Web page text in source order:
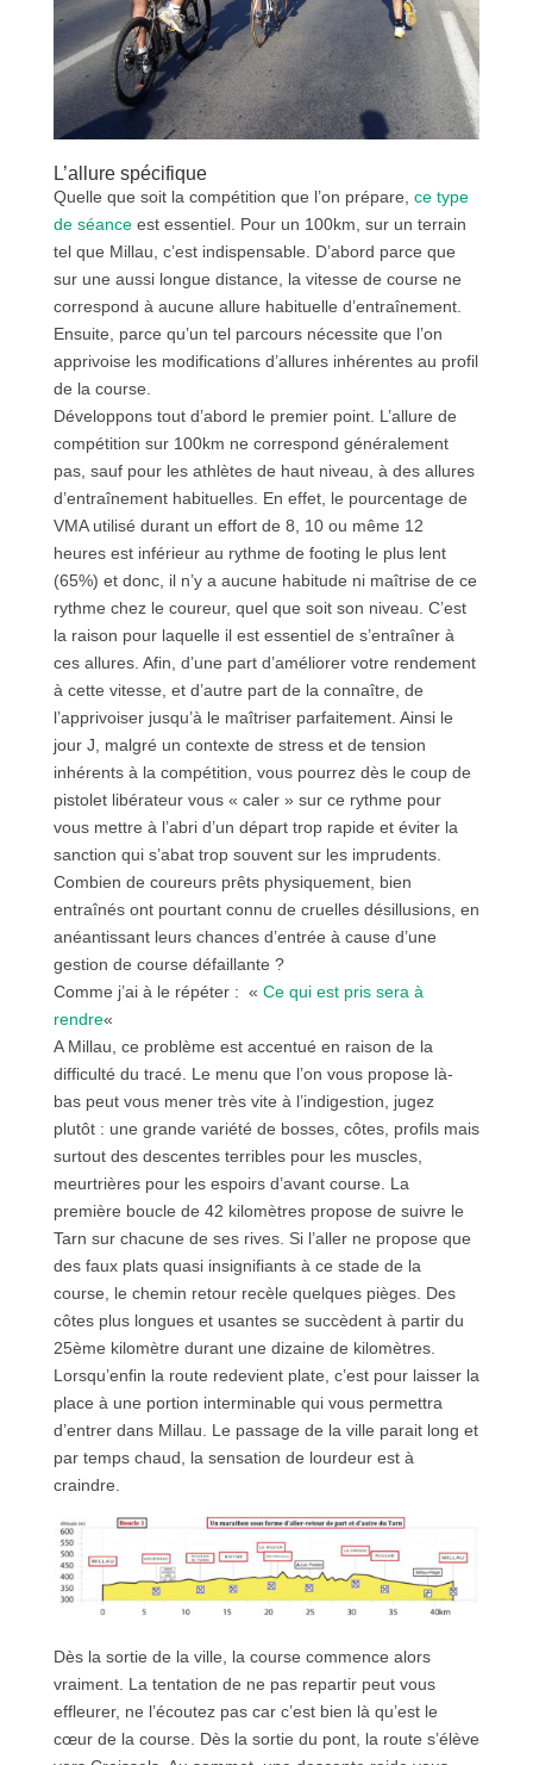
L’allure spécifique
Quelle que soit la compétition que l’on prépare, ce type
de séanceest essentiel. Pour un 100km, sur un terrain
tel que Millau, c’est indispensable. D’abord parce que
sur une aussi longue distance, la vitesse de course ne
correspond à aucune allure habituelle d’entraînement.
Ensuite, parce qu’un tel parcours nécessite que l’on
apprivoise les modifications d’allures inhérentes au profil
de la course.
Développons tout d’abord le premier point. L’allure de
compétition sur 100km ne correspond généralement
pas, sauf pour les athlètes de haut niveau, à des allures
d’entraînement habituelles. En effet, le pourcentage de
VMA utilisé durant un effort de 8, 10 ou même 12
heures est inférieur au rythme de footing le plus lent
(65%) et donc, il n’y a aucune habitude ni maîtrise de ce
rythme chez le coureur, quel que soit son niveau. C’est
la raison pour laquelle il est essentiel de s’entraîner à
ces allures. Afin, d’une part d’améliorer votre rendement
à cette vitesse, et d’autre part de la connaître, de
l’apprivoiser jusqu’à le maîtriser parfaitement. Ainsi le
jour J, malgré un contexte de stress et de tension
inhérents à la compétition, vous pourrez dès le coup de
pistolet libérateur vous « caler » sur ce rythme pour
vous mettre à l’abri d’un départ trop rapide et éviter la
sanction qui s’abat trop souvent sur les imprudents.
Combien de coureurs prêts physiquement, bien
entraînés ont pourtant connu de cruelles désillusions, en
anéantissant leurs chances d’entrée à cause d’une
gestion de course défaillante ?
Comme j’ai à le répéter : « Ce qui est pris sera à
rendre«
A Millau, ce problème est accentué en raison de la
difficulté du tracé. Le menu que l’on vous propose là-
bas peut vous mener très vite à l’indigestion, jugez
plutôt : une grande variété de bosses, côtes, profils mais
surtout des descentes terribles pour les muscles,
meurtrières pour les espoirs d’avant course. La
première boucle de 42 kilomètres propose de suivre le
Tarn sur chacune de ses rives. Si l’aller ne propose que
des faux plats quasi insignifiants à ce stade de la
course, le chemin retour recèle quelques pièges. Des
côtes plus longues et usantes se succèdent à partir du
25ème kilomètre durant une dizaine de kilomètres.
Lorsqu’enfin la route redevient plate, c’est pour laisser la
place à une portion interminable qui vous permettra
d’entrer dans Millau. Le passage de la ville parait long et
par temps chaud, la sensation de lourdeur est à
craindre.
Dès la sortie de la ville, la course commence alors
vraiment. La tentation de ne pas repartir peut vous
effleurer, ne l’écoutez pas car c’est bien là qu’est le
cœur de la course. Dès la sortie du pont, la route s’élève